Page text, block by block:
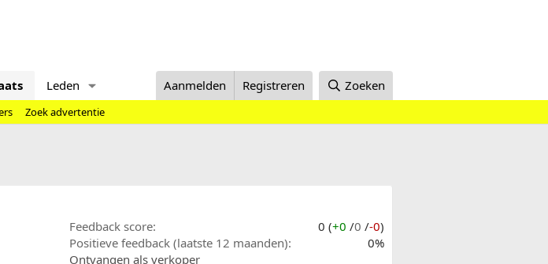
Leden Aanmelden Registreren Zoeken
Zoek advertentie
Feedback score 0 (+0 /0 /-0)
Positieve feedback (laatste 12 maanden)
0%
Ontvangen als verkoper